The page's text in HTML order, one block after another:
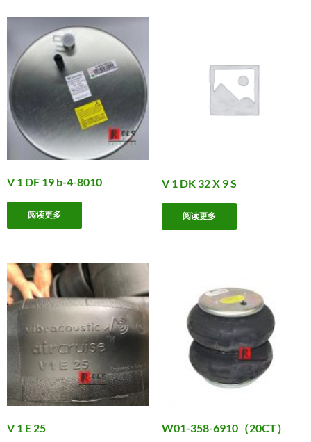
V 1 DF 19 b-4-8010
阅读更多
V 1 DK 32 X 9 S
阅读更多
V 1 E 25 W01-358-6910（20CT）